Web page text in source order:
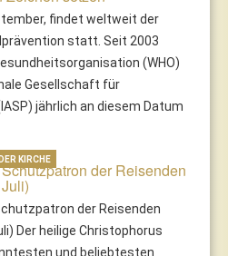
findet weltweit der
statt. Seit 2003
(WHO)
Gesellschaft für
jährlich an diesem Datum
der Reisenden
der Reisenden
Der heilige Christophorus
und beliebtesten
KIRCHE